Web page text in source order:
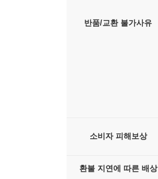
반품/교환 불가사유
소비자 피해보상
환불 지연에 따른 배상